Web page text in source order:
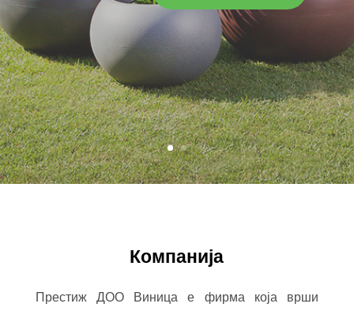
Компанија
Престиж ДОО Виница е фирма која врши